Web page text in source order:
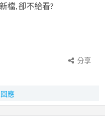
檔, 卻不給看?
分享
應